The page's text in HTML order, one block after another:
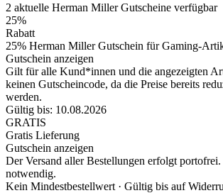
2 aktuelle Herman MillerGutscheine verfügbar
25%
Rabatt
25% Herman Miller Gutschein für Gaming-
Gutschein anzeigen
Gilt für alle Kund*innen und die angezeigten
keinen Gutscheincode, da die Preise bereits
werden.
Gültig bis: 10.08.2026
GRATIS
Gratis Lieferung
Gutschein anzeigen
Der Versand aller Bestellungen erfolgt
notwendig.
Kein Mindestbestellwert · Gültig bis auf